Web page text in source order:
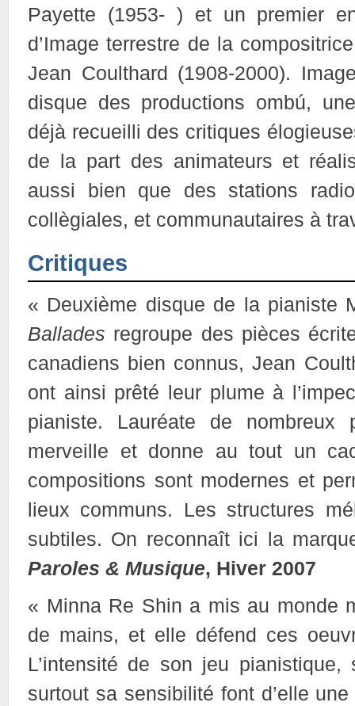
Payette (1953- ) et un premier
d’Image terrestre de la
Jean Coulthard (1908-2000).
disque des productions ombú,
déjà recueilli des critiques
de la part des animateurs et
aussi bien que des stations
collègiales, et communautaires à
Critiques
« Deuxième disque de la pianiste
Ballades regroupe des pièces
canadiens bien connus, Jean
ont ainsi prêté leur plume à
pianiste. Lauréate de
merveille et donne au tout un
compositions sont modernes et
lieux communs. Les structures
subtiles. On reconnaît ici la
Paroles & Musique, Hiver 2007
« Minna Re Shin a mis au monde
de mains, et elle défend ces
L’intensité de son jeu
surtout sa sensibilité font d’elle